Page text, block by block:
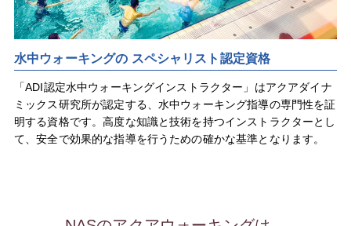
水中ウォーキングの スペシャリスト認定資格
「ADI認定水中ウォーキングインストラクター」はアクアダイナ
ミックス研究所が認定する、水中ウォーキング指導の専門性を証
明する資格です。高度な知識と技術を持つインストラクターとし
て、安全で効果的な指導を行うための確かな基準となります。